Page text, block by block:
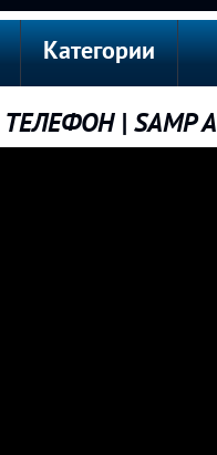
Категории
| SAMP